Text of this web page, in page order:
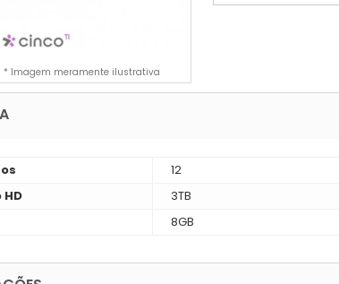
* Imagem meramente ilustrativa
12
3TB
8GB